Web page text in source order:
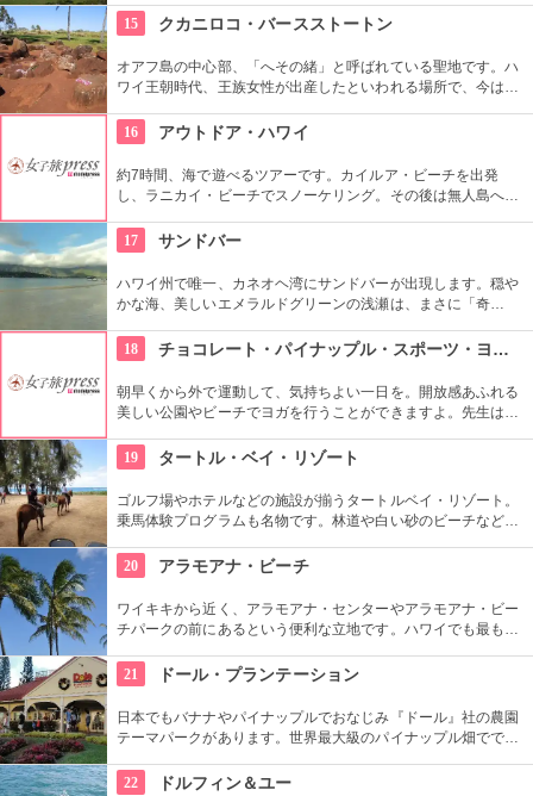
道もあるので、スニーカーの準備を。
15 クカニロコ・バースストートン
オアフ島の中心部、「へその緒」と呼ばれている聖地です。ハ
ワイ王朝時代、王族女性が出産したといわれる場所で、今は子
くさんのエネルギーを浴びて帰ってくださいね。
16 アウトドア・ハワイ
約7時間、海で遊べるツアーです。カイルア・ビーチを出発
し、ラニカイ・ビーチでスノーケリング。その後は無人島へゴ
きます。日本語スタッフもいますし、送迎やランチもついてい
ます。
17 サンドバー
ハワイ州で唯一、カネオヘ湾にサンドバーが出現します。穏や
かな海、美しいエメラルドグリーンの浅瀬は、まさに「奇
ーが組まれているので、ぜひ利用してみて。
18 チョコレート・パイナップル・スポーツ・ヨガ・スタジオ
朝早くから外で運動して、気持ちよい一日を。開放感あふれる
美しい公園やビーチでヨガを行うことができますよ。先生は日
芝生エリアで無料のヨガレッスンも行っているので、初心者は
コチラもぜひ。
19 タートル・ベイ・リゾート
ゴルフ場やホテルなどの施設が揃うタートルベイ・リゾート。
乗馬体験プログラムも名物です。林道や白い砂のビーチなど、
暮れ時のビーチを巡る乗馬プログラムもあります。
20 アラモアナ・ビーチ
ワイキキから近く、アラモアナ・センターやアラモアナ・ビー
チパークの前にあるという便利な立地です。ハワイでも最も美
はバーベキューやピクニックをしている人も見られます。
21 ドール・プランテーション
日本でもバナナやパイナップルでおなじみ『ドール』社の農園
テーマパークがあります。世界最大級のパイナップル畑ででき
めるアトラクションがあります。カワイイお土産もいっぱい。
22 ドルフィン＆ユー